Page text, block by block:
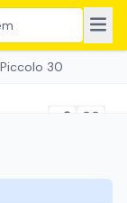
Piccolo 30